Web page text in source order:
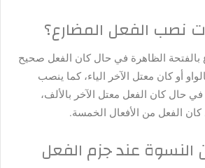
نصب الفعل المضارع؟
الظاهرة في حال كان الفعل صحيح
أو كان معتل الآخر الياء، كما ينصب
في حال كان الفعل معتل الآخر بالألف،
الفعل من الأفعال الخمسة.
عند جزم الفعل